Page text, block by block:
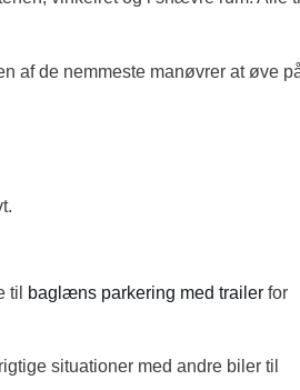
af de nemmeste manøvrer at øve
til
baglæns parkering med trailer for
situationer med andre biler til